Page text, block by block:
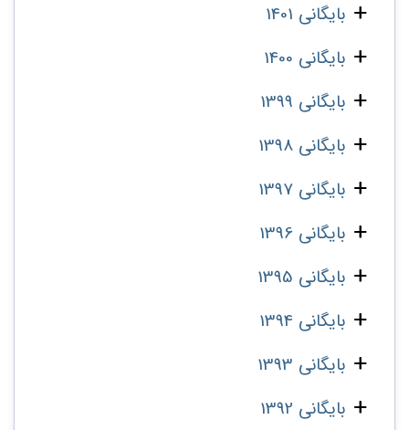
بایگانی 1401
بایگانی 1400
بایگانی 1399
بایگانی 1398
بایگانی 1397
بایگانی 1396
بایگانی 1395
بایگانی 1394
بایگانی 1393
بایگانی 1392